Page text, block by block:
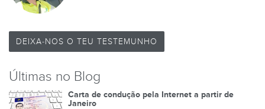
DEIXA-NOS O TEU TESTEMUNHO
Últimas no Blog
Carta de condução pela Internet a partir de
Janeiro